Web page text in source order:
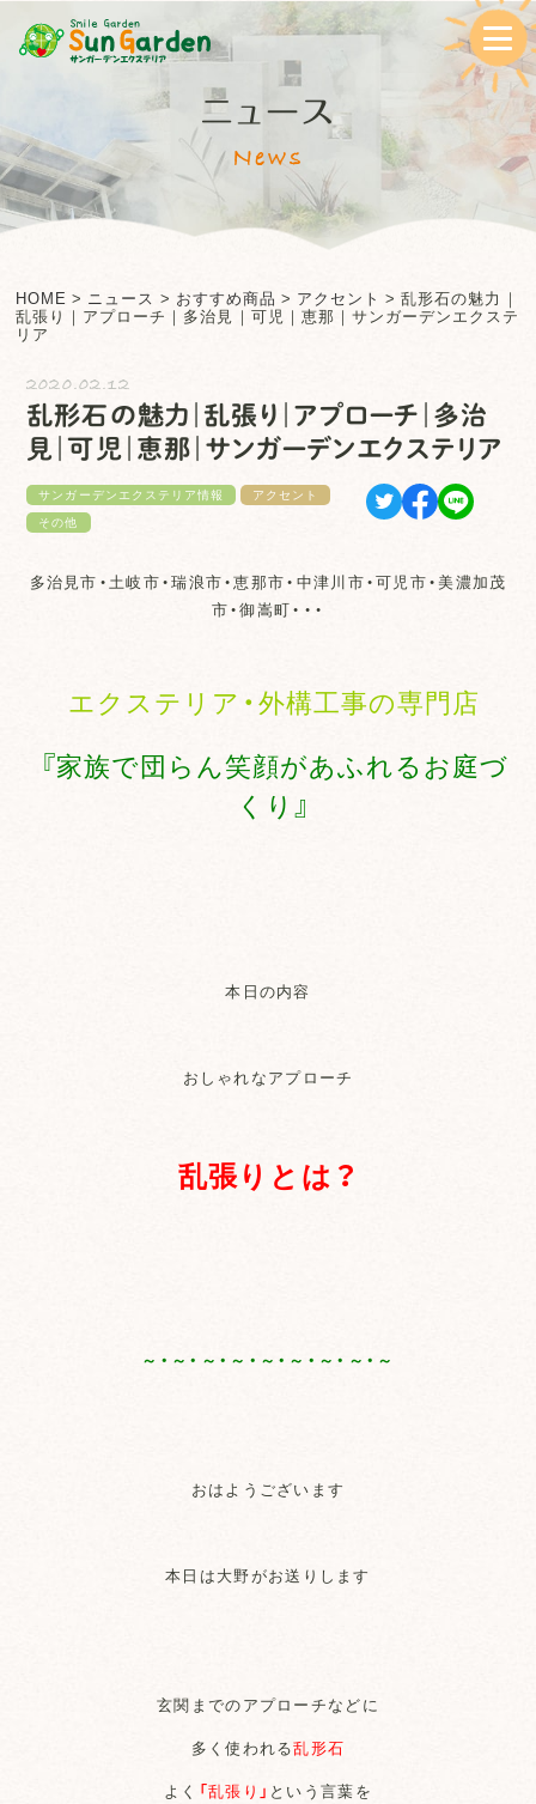
ニュース
News
HOME > ニュース > おすすめ商品 > アクセント >乱形石の魅力｜
乱張り｜アプローチ｜多治見｜可児｜恵那｜サンガーデンエクステ
リア
2020.02.12
乱形石の魅力｜乱張り｜アプローチ｜多治
見｜可児｜恵那｜サンガーデンエクステリア
サンガーデンエクステリア情報
アクセント
その他
多治見市・土岐市・瑞浪市・恵那市・中津川市・可児市・美濃加茂
市・御嵩町・・・
エクステリア・外構工事の専門店
『家族で団らん笑顔があふれるお庭づ
くり』
本日の内容
おしゃれなアプローチ
乱張りとは？
～・～・～・～・～・～・～・～・～
おはようございます
本日は大野がお送りします
玄関までのアプローチなどに
多く使われる乱形石
よく 「乱張り」 という言葉を